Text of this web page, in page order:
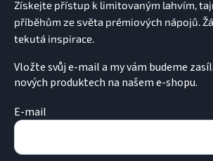
Vložte svůj e-mail a my vám budeme
nových produktech na našem e-shopu.
E-mail